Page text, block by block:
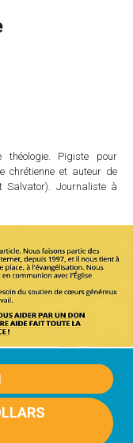
théologie. Pigiste pour
chrétienne et auteur de
Journaliste à